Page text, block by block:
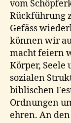
vom
Rückführung
Gefäss
können wir
macht feiern
Körper, Seele
sozialen
biblischen
Ordnungen
ehren. An